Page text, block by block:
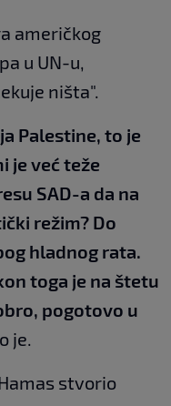
američkog
u UN-u,
ništa".
Palestine, to je
je već teže
SAD-a da na
režim? Do
hladnog rata.
toga je na štetu
pogotovo u
je.
stvorio